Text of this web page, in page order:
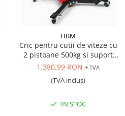
HBM
Cric pentru cutii de viteze cu
2 pistoane 500kg si suport
reglabil
1.380,99 RON + TVA
(TVA inclus)
IN STOC